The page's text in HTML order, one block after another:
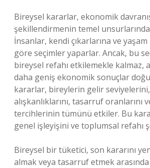
Bireysel kararlar, ekonomik
şekillendirmenin temel
İnsanlar, kendi çıkarlarına ve
göre seçimler yaparlar. Ancak, bu
bireysel refahı etkilemekle kalmaz,
daha geniş ekonomik sonuçlar
kararlar, bireylerin gelir
alışkanlıklarını, tasarruf oranlarını
tercihlerinin tümünü etkiler. Bu
genel işleyişini ve toplumsal refahı
Bireysel bir tüketici, son kararını
almak veya tasarruf etmek